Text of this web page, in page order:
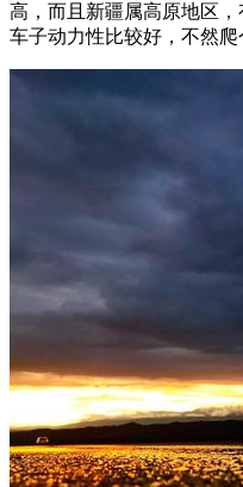
高，而且新疆属高原地区
车子动力性比较好，不然爬